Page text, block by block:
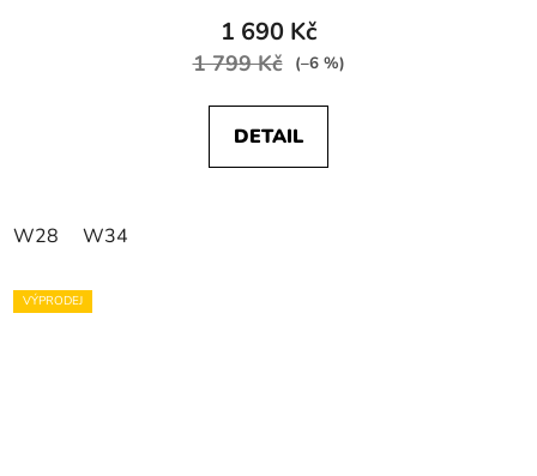
1 690 Kč
1 799 Kč (–6 %)
DETAIL
W28 W34
VÝPRODEJ